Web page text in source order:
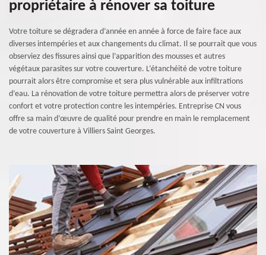
propriétaire à rénover sa toiture
Votre toiture se dégradera d’année en année à force de faire face aux
diverses intempéries et aux changements du climat. Il se pourrait que vous
observiez des fissures ainsi que l’apparition des mousses et autres
végétaux parasites sur votre couverture. L’étanchéité de votre toiture
pourrait alors être compromise et sera plus vulnérable aux infiltrations
d’eau. La rénovation de votre toiture permettra alors de préserver votre
confort et votre protection contre les intempéries. Entreprise CN vous
offre sa main d’œuvre de qualité pour prendre en main le remplacement
de votre couverture à Villiers Saint Georges.